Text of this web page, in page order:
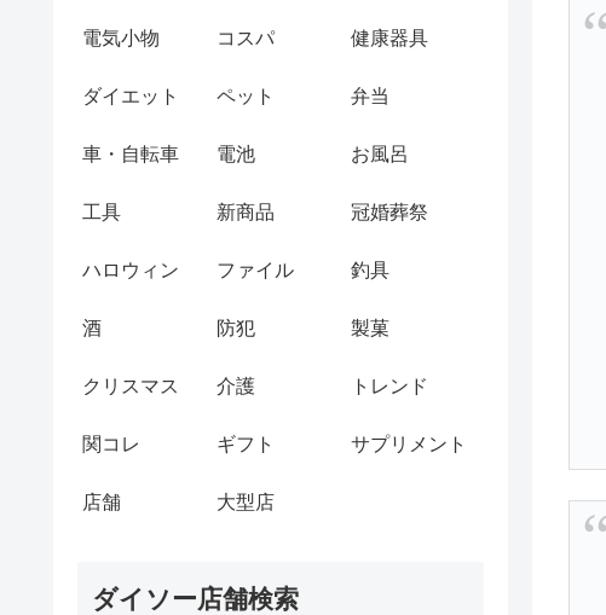
電気小物 コスパ 健康器具
ダイエット ペット 弁当
車・自転車 電池 お風呂
工具 新商品 冠婚葬祭
ハロウィン ファイル 釣具
酒 防犯 製菓
クリスマス 介護 トレンド
関コレ ギフト サプリメント
店舗 大型店
ダイソー店舗検索